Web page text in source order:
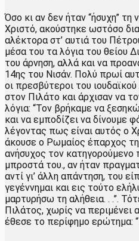
Όσο κι αν δεν ήταν “ήσυχη”
Χριστό, ακούστηκε ωστόσο
αλέκτορα στ’ αυτιά του
μέσα του τα λόγια του θείου
του άρνηση, αλλά και να
14ης του Νισάν. Πολύ πρωί
οι πρεσβύτεροι του
στον Πιλάτο και άρχισαν να
λόγια: “Τον βρήκαμε να
και να εμποδίζει να δίνουμε
λέγοντας πως είναι αυτός ο
άκουσε ο Ρωμαίος έπαρχος
ανήσυχος τον κατηγορούμενο
μπροστά του., αν ήταν
αντί γι’ άλλη απάντηση, του
γεγέννημαι και εις τούτο
μαρτυρήσω τη αλήθεια. . .”.
Πιλάτος, χωρίς να περιμένει
έθεσε το περίφημο ερώτημα: